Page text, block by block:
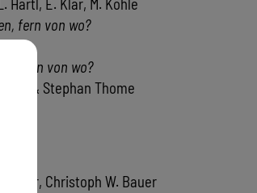
fern von wo?
fern von wo?
& Stephan Thome
Christoph W. Bauer